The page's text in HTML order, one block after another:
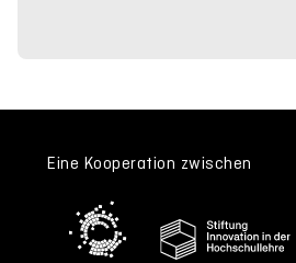
Eine Kooperation zwischen